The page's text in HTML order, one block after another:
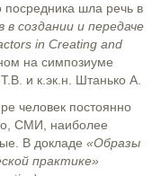
шла речь в
создании и передаче
in Creating and
на симпозиуме
и к.эк.н. Штанько А.
человек постоянно
СМИ, наиболее
В докладе «Образы
практике»